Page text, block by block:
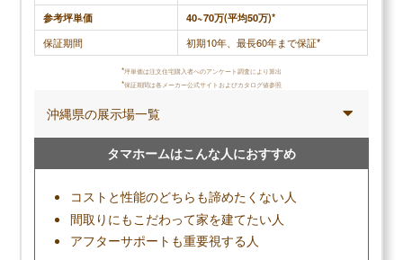
メリット
低価格で性能の良い家が建てられる
設計力があり、希望の間取りが実現しやすい
デメリット
ローコストゆえ、保証がやや物足りない
デザイン性は平均程度
参考坪単価
40~70万(平均50万)*
保証期間
初期10年、最長60年まで保証*
*坪単価は注文住宅購入者へのアンケート調査により算出
*保証期間は各メーカー公式サイトおよびカタログ値参照
沖縄県の展示場一覧
タマホームはこんな人におすすめ
コストと性能のどちらも諦めたくない人
間取りにもこだわって家を建てたい人
アフターサポートも重要視する人